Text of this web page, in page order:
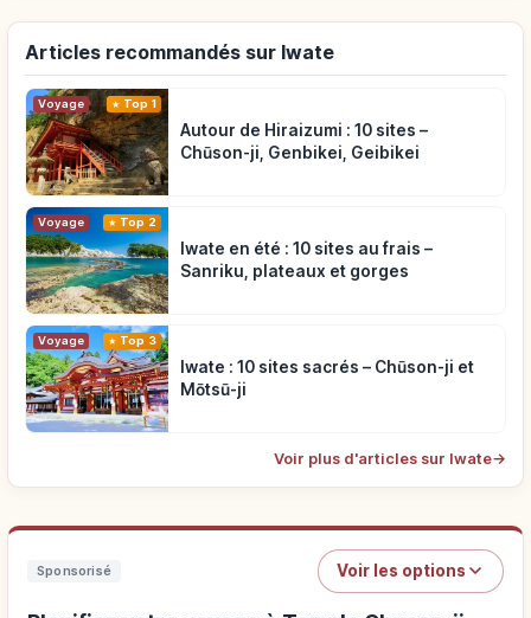
Articles recommandés sur Iwate
Voyage Top 1
Autour de Hiraizumi : 10 sites –
Chūson-ji, Genbikei, Geibikei
Voyage Top 2
Iwate en été : 10 sites au frais –
Sanriku, plateaux et gorges
Voyage Top 3
Iwate : 10 sites sacrés – Chūson-ji et
Mōtsū-ji
Voir plus d'articles sur Iwate→
Sponsorisé Voir les options